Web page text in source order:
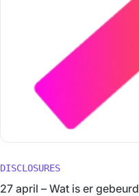
DISCLOSURES
27 april – Wat is er